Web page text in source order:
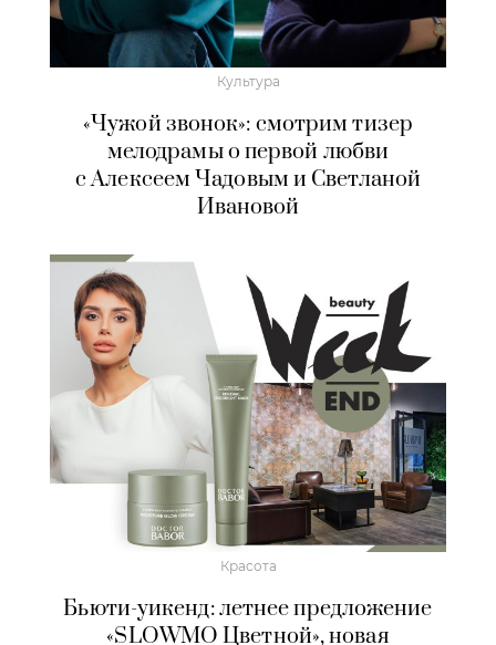
Культура
«Чужой звонок»: смотрим тизер
мелодрамы о первой любви
с Алексеем Чадовым и Светланой
Ивановой
Красота
Бьюти-уикенд: летнее предложение
«SLOWMO Цветной», новая